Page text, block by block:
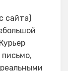
сайта)